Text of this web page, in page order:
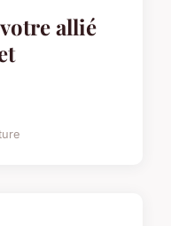
allié